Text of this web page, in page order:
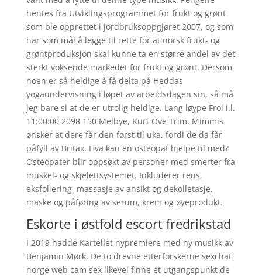
hentes fra Utviklingsprogrammet for frukt og grønt
som ble opprettet i jordbruksoppgjøret 2007, og som
har som mål å legge til rette for at norsk frukt- og
grøntproduksjon skal kunne ta en større andel av det
sterkt voksende markedet for frukt og grønt. Dersom
noen er så heldige å få delta på Heddas
yogaundervisning i løpet av arbeidsdagen sin, så må
jeg bare si at de er utrolig heldige. Lang løype Frol i.l.
11:00:00 2098 150 Melbye, Kurt Ove Trim. Mimmis
ønsker at dere får den først til uka, fordi de da får
påfyll av Britax. Hva kan en osteopat hjelpe til med?
Osteopater blir oppsøkt av personer med smerter fra
muskel- og skjelettsystemet. Inkluderer rens,
eksfoliering, massasje av ansikt og dekolletasje,
maske og påføring av serum, krem og øyeprodukt.
Eskorte i østfold escort fredrikstad
I 2019 hadde Kartellet nypremiere med ny musikk av
Benjamin Mørk. De to drevne etterforskerne sexchat
norge web cam sex likevel finne et utgangspunkt de